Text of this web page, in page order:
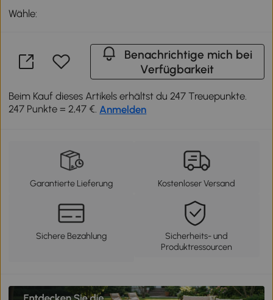
Wähle:
Benachrichtige mich bei
Verfügbarkeit
Beim Kauf dieses Artikels erhältst du 247 Treuepunkte.
247 Punkte = 2,47 €. Anmelden
Garantierte Lieferung Kostenloser Versand
Sichere Bezahlung
Sicherheits- und
Produktressourcen